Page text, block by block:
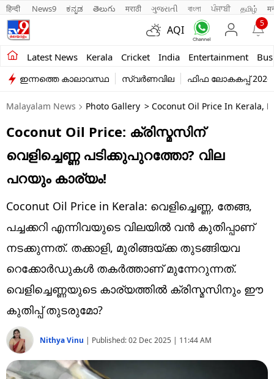
हिन्दी News9 ಕನ್ನಡ తెలుగు मराठी ગુજરાતી বাংলা ਪੰਜਾਬੀ தமிழ்
AQI
5
Latest News Kerala Cricket India Entertainment
Kerala
India
Entertainment
Business
Education
Lifestyle
world
Technology
Religion
Web Story
Photo
ഇന്നത്തെ കാലാവസ്ഥ സ്വർണവില ഫിഫ ലോകകപ്പ് 2026
Malayalam News Photo Gallery > Coconut Oil Price In Kerala,
Coconut Oil Price: ക്രിസ്മസിന്
വെളിച്ചെണ്ണ പടിക്കുപുറത്തോ? വില
പറയും കാര്യം!
Coconut Oil Price in Kerala: വെളിച്ചെണ്ണ, തേങ്ങ,
പച്ചക്കറി എന്നിവയുടെ വിലയിൽ വൻ കുതിപ്പാണ്
നടക്കുന്നത്. തക്കാളി, മുരിങ്ങയ്ക്ക തുടങ്ങിയവ
റെക്കോർഡുകൾ തകർത്താണ് മുന്നേറുന്നത്.
വെളിച്ചെണ്ണയുടെ കാര്യത്തിൽ ക്രിസ്മസിനും ഈ
കുതിപ്പ് തുടരുമോ?
Nithya Vinu | Published:02 Dec 2025 | 11:44 AM